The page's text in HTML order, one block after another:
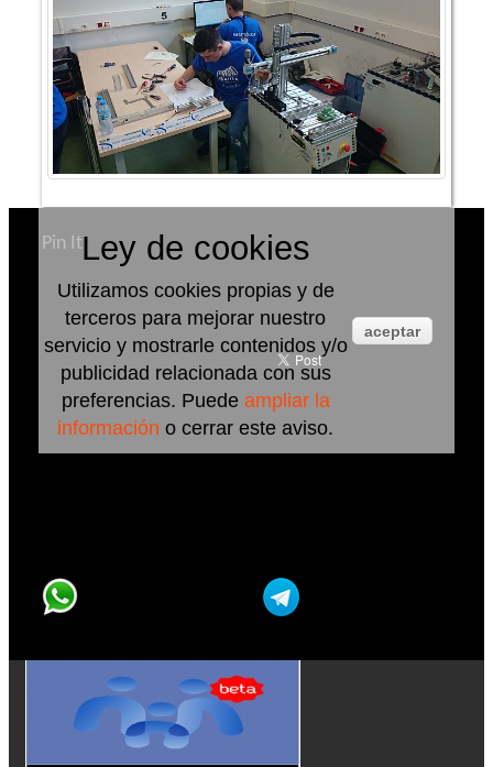
Pin ItLey de cookies
Utilizamos cookies propias y de
terceros para mejorar nuestro
servicio y mostrarle contenidos y/o
publicidad relacionada con sus
preferencias. Puede ampliar la
información o cerrar este aviso.
aceptar